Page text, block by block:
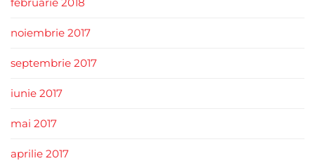
noiembrie 2017
septembrie 2017
iunie 2017
mai 2017
aprilie 2017